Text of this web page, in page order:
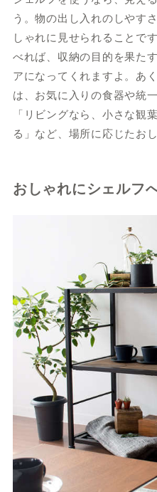
う。物の出し入れのしやす
しゃれに見せられることで
べれば、収納の目的を果た
アになってくれますよ。あ
は、お気に入りの食器や統
「リビングなら、小さな観
る」など、場所に応じたお
おしゃれにシェルフ